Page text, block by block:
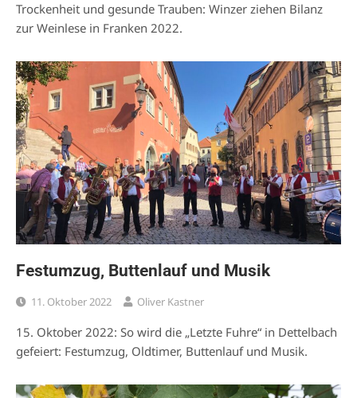
Trockenheit und gesunde Trauben: Winzer ziehen Bilanz
zur Weinlese in Franken 2022.
Festumzug, Buttenlauf und Musik
11. Oktober 2022 Oliver Kastner
15. Oktober 2022: So wird die „Letzte Fuhre“ in Dettelbach
gefeiert: Festumzug, Oldtimer, Buttenlauf und Musik.